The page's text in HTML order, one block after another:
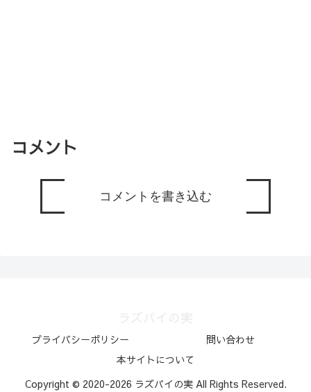
コメント
コメントを書き込む
プライバシーポリシー
問い合わせ
本サイトについて
Copyright © 2020-2026 ラズパイの実 All Rights Reserved.